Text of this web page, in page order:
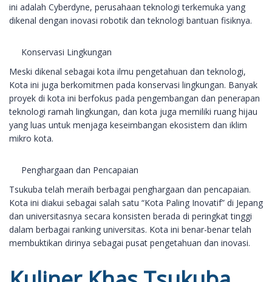
ini adalah Cyberdyne, perusahaan teknologi terkemuka yang
dikenal dengan inovasi robotik dan teknologi bantuan fisiknya.
Konservasi Lingkungan
Meski dikenal sebagai kota ilmu pengetahuan dan teknologi,
Kota ini juga berkomitmen pada konservasi lingkungan. Banyak
proyek di kota ini berfokus pada pengembangan dan penerapan
teknologi ramah lingkungan, dan kota juga memiliki ruang hijau
yang luas untuk menjaga keseimbangan ekosistem dan iklim
mikro kota.
Penghargaan dan Pencapaian
Tsukuba telah meraih berbagai penghargaan dan pencapaian.
Kota ini diakui sebagai salah satu “Kota Paling Inovatif” di Jepang
dan universitasnya secara konsisten berada di peringkat tinggi
dalam berbagai ranking universitas. Kota ini benar-benar telah
membuktikan dirinya sebagai pusat pengetahuan dan inovasi.